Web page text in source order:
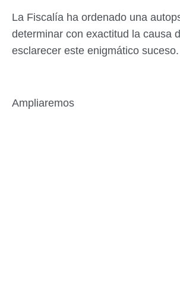
La Fiscalía ha ordenado una
determinar con exactitud la causa
esclarecer este enigmático suceso.
Ampliaremos